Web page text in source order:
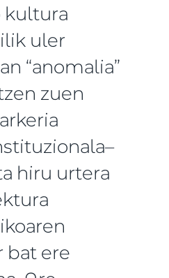
kultura
uler
“anomalia”
zuen
hiru urtera
bat ere